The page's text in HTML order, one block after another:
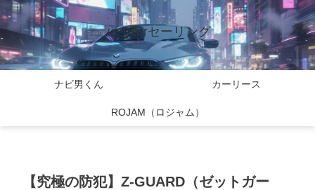
バイcarセーリング
ナビ男くん カーリース
ROJAM（ロジャム）
【究極の防犯】Z-GUARD（ゼットガー